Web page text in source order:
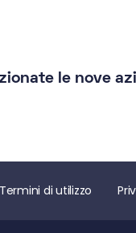
le nove
Termini di utilizzo